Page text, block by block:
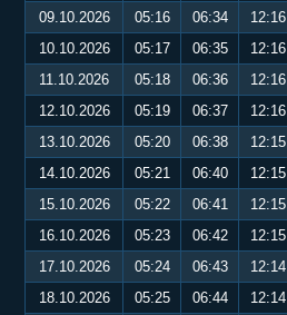
09.10.2026
05:16 06:34 12:16
10.10.2026
05:17 06:35 12:16
11.10.2026
05:18 06:36 12:16
12.10.2026
05:19 06:37 12:16
13.10.2026
05:20 06:38 12:15
14.10.2026
05:21 06:40 12:15
15.10.2026
05:22 06:41 12:15
16.10.2026
05:23 06:42 12:15
17.10.2026
05:24 06:43 12:14
18.10.2026
05:25 06:44 12:14